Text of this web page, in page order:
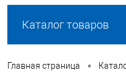
Каталог товаров
Главная страница •